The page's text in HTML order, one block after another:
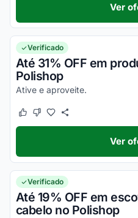
Ver
Verificado
Até 31% OFF em
Polishop
Ative e aproveite.
Este cupom funcionou
Este cupom não funcionou
Ver
Verificado
Até 19% OFF em
cabelo no Polishop